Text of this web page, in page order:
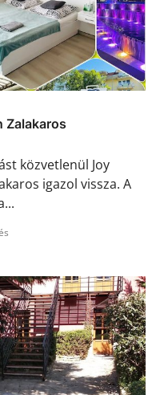
Zalakaros
közvetlenül Joy
igazol vissza. A